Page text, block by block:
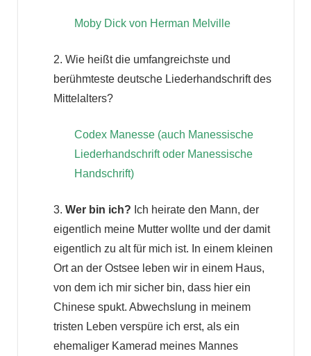
Moby Dick von Herman Melville
2. Wie heißt die umfangreichste und
berühmteste deutsche Liederhandschrift des
Mittelalters?
Codex Manesse (auch Manessische
Liederhandschrift oder Manessische
Handschrift)
3. Wer bin ich? Ich heirate den Mann, der
eigentlich meine Mutter wollte und der damit
eigentlich zu alt für mich ist. In einem kleinen
Ort an der Ostsee leben wir in einem Haus,
von dem ich mir sicher bin, dass hier ein
Chinese spukt. Abwechslung in meinem
tristen Leben verspüre ich erst, als ein
ehemaliger Kamerad meines Mannes